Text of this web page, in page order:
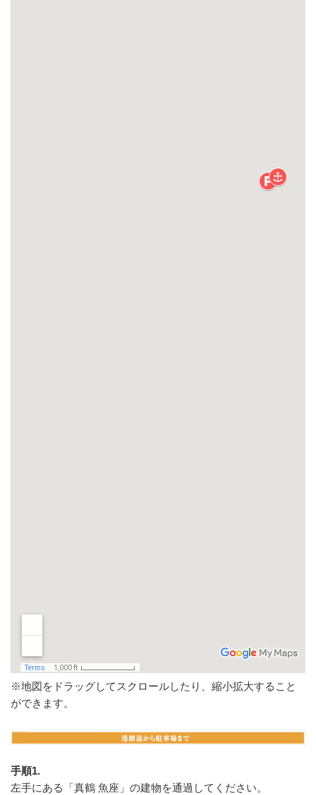
※地図をドラッグしてスクロールしたり、縮小拡大すること
ができます。
手順1.
左手にある「真鶴 魚座」の建物を通過してください。